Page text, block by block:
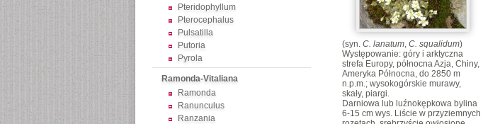
Pteridophyllum
Pterocephalus
Pulsatilla
Putoria
Pyrola
Ramonda-Vitaliana
Ramonda
Ranunculus
Ranzania
(syn. C. lanatum, C. squalidum)
Występowanie: góry i arktyczna
strefa Europy, północna Azja, Chiny,
Ameryka Północna, do 2850 m
n.p.m.; wysokogórskie murawy,
skały, piargi.
Darniowa lub luźnokępkowa bylina
6-15 cm wys. Liście w przyziemnych